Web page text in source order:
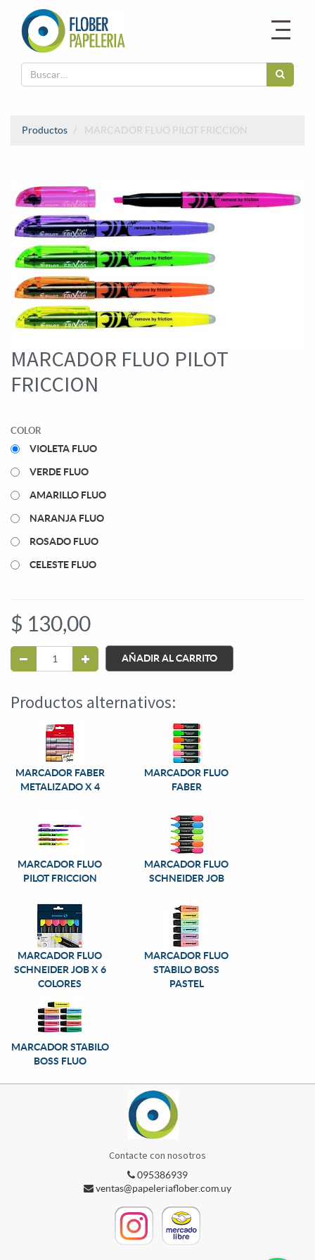
Productos MARCADOR FLUO PILOT FRICCION
MARCADOR FLUO PILOT
FRICCION
COLOR
VIOLETA FLUO
VERDE FLUO
AMARILLO FLUO
NARANJA FLUO
ROSADO FLUO
CELESTE FLUO
$ 130,00
AÑADIR AL CARRITO
Productos alternativos:
MARCADOR FABER
METALIZADO X 4
MARCADOR FLUO
FABER
MARCADOR FLUO
PILOT FRICCION
MARCADOR FLUO
SCHNEIDER JOB
MARCADOR FLUO
SCHNEIDER JOB X 6
COLORES
MARCADOR FLUO
STABILO BOSS
PASTEL
MARCADOR STABILO
BOSS FLUO
Contacte con nosotros
095386939
ventas@papeleriaflober.com.uy